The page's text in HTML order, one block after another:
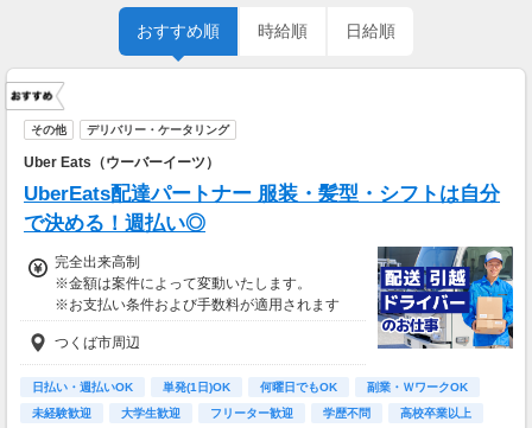
おすすめ順 時給順 日給順
その他 デリバリー・ケータリング
Uber Eats（ウーバーイーツ）
UberEats配達パートナー 服装・髪型・シフトは自分
で決める！週払い◎
完全出来高制
※金額は案件によって変動いたします。
※お支払い条件および手数料が適用されます
つくば市周辺
日払い・週払いOK 単発(1日)OK 何曜日でもOK
副業・ＷワークOK
未経験歓迎
大学生歓迎 フリーター歓迎 学歴不問 高校卒業以上